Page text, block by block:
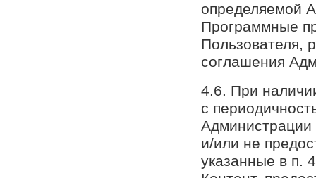
определяемой
Программные
Пользователя,
соглашения
4.6. При
с
Администрации
и/или не
указанные в п.